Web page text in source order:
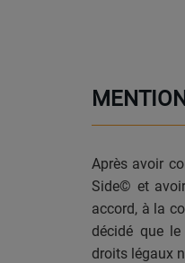
RECHERCHE DE TITRES
TÉLÉCHARGER
EMISSIONSAprès avoir
Side© et
accord, à la
décidé que
droits légaux